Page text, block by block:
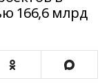
166,6 млрд